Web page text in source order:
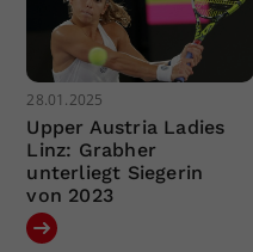
28.01.2025
Upper Austria Ladies
Linz: Grabher
unterliegt Siegerin
von 2023